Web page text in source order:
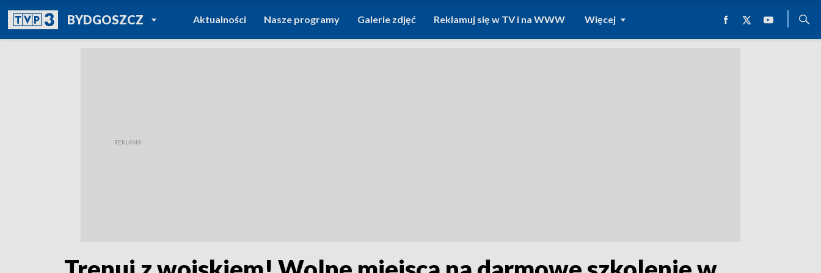
BYDGOSZCZPOWRÓT DO
TVP REGIONY
Aktualności Nasze programy Galerie zdjęć Reklamuj się w TV i na WWW Więcej